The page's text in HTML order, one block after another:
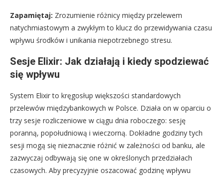
Zapamiętaj: Zrozumienie różnicy między przelewem
natychmiastowym a zwykłym to klucz do przewidywania czasu
wpływu środków i unikania niepotrzebnego stresu.
Sesje Elixir: Jak działają i kiedy spodziewać
się wpływu
System Elixir to kręgosłup większości standardowych
przelewów międzybankowych w Polsce. Działa on w oparciu o
trzy sesje rozliczeniowe w ciągu dnia roboczego: sesję
poranną, popołudniową i wieczorną. Dokładne godziny tych
sesji mogą się nieznacznie różnić w zależności od banku, ale
zazwyczaj odbywają się one w określonych przedziałach
czasowych. Aby precyzyjnie oszacować godzinę wpływu